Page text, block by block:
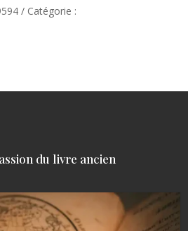
Catégorie :
du livre ancien